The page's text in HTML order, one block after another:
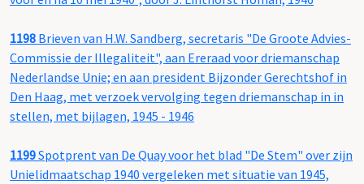
1198 Brieven van H.W. Sandberg, secretaris "De Groote Advies-
Commissie der Illegaliteit", aan Ereraad voor driemanschap
Nederlandse Unie; en aan president Bijzonder Gerechtshof in
Den Haag, met verzoek vervolging tegen driemanschap in in
stellen, met bijlagen, 1945 - 1946
1199Spotprent van De Quay voor het blad "De Stem" over zijn
Unielidmaatschap 1940 vergeleken met situatie van 1945,